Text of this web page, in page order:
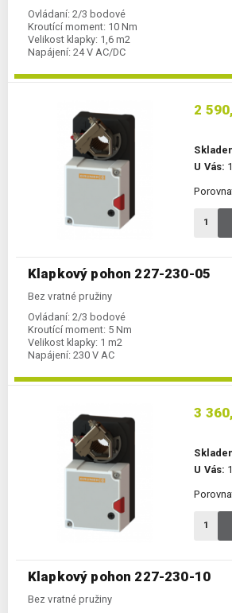
Ovládaní: 2/3 bodové
Kroutící moment: 10 Nm
Velikost klapky: 1,6 m2
Napájení: 24 V AC/DC
Klapkový pohon 227-230-05
Bez vratné pružiny
Ovládaní: 2/3 bodové
Kroutící moment: 5 Nm
Velikost klapky: 1 m2
Napájení: 230 V AC
2
U Vás:
Klapkový pohon 227-230-10
Bez vratné pružiny
3
U Vás: